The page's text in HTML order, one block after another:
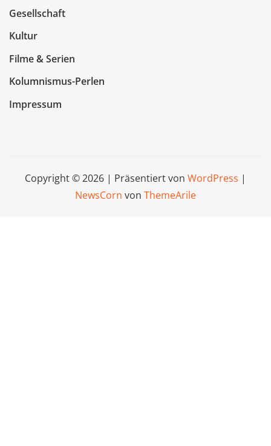
Gesellschaft
Kultur
Filme & Serien
Kolumnismus-Perlen
Impressum
Copyright © 2026 | Präsentiert von WordPress |
NewsCorn von ThemeArile